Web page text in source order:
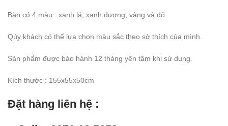
Bàn có 4 màu : xanh lá, xanh dương, vàng và đỏ.
Qúy khách có thể lựa chọn màu sắc theo sở thích của mình.
Sản phẩm được bảo hành 12 tháng yên tâm khi sử dụng.
Kích thước : 155x55x50cm
Đặt hàng liên hệ :